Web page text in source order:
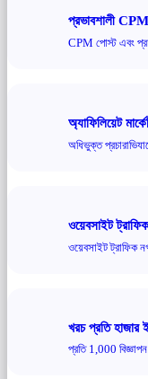
প্রভাবশালী
CPM পোস্ট এবং
অ্যাফিলিয়েট
অধিভুক্ত
ওয়েবসাইট
ওয়েবসাইট ট্রাফিক
খরচ প্রতি হাজার
প্রতি 1,000